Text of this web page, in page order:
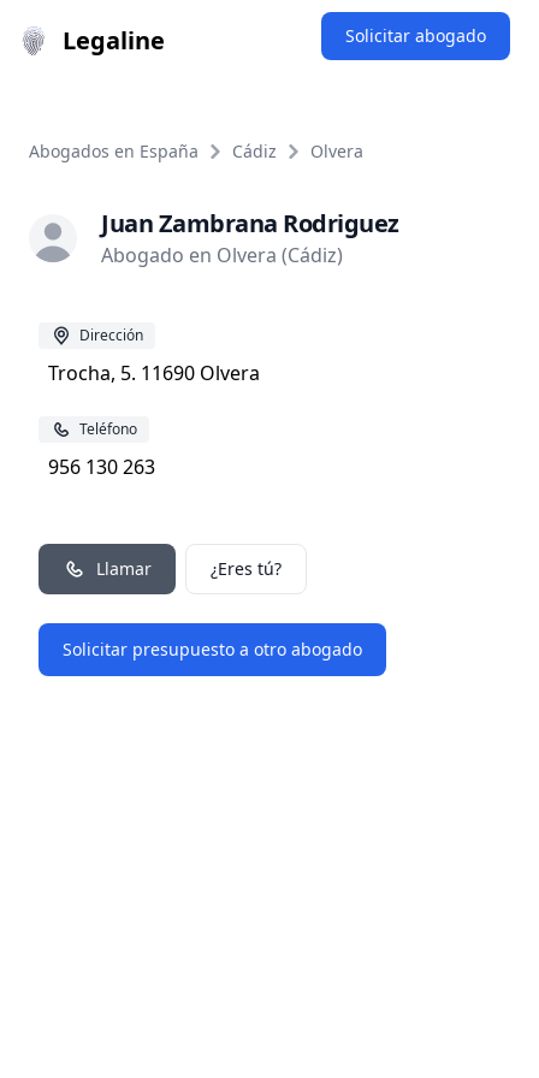
Legaline Solicitar abogado
Abogados en España Cádiz Olvera
Juan Zambrana Rodriguez
Abogado en Olvera (Cádiz)
Dirección
Trocha, 5. 11690 Olvera
Teléfono
956 130 263
Llamar ¿Eres tú?
Solicitar presupuesto a otro abogado